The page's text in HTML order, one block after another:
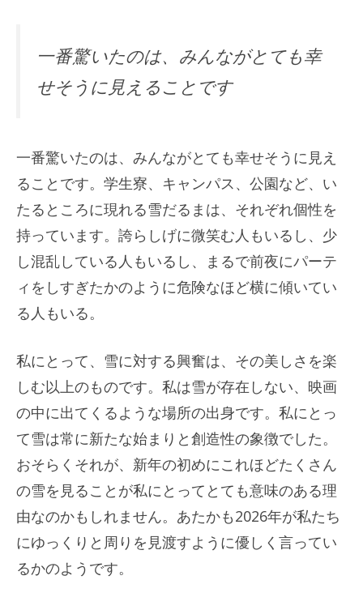
一番驚いたのは、みんながとても幸
せそうに見えることです
一番驚いたのは、みんながとても幸せそうに見え
ることです。学生寮、キャンパス、公園など、い
たるところに現れる雪だるまは、それぞれ個性を
持っています。誇らしげに微笑む人もいるし、少
し混乱している人もいるし、まるで前夜にパーテ
ィをしすぎたかのように危険なほど横に傾いてい
る人もいる。
私にとって、雪に対する興奮は、その美しさを楽
しむ以上のものです。私は雪が存在しない、映画
の中に出てくるような場所の出身です。私にとっ
て雪は常に新たな始まりと創造性の象徴でした。
おそらくそれが、新年の初めにこれほどたくさん
の雪を見ることが私にとってとても意味のある理
由なのかもしれません。あたかも2026年が私たち
にゆっくりと周りを見渡すように優しく言ってい
るかのようです。